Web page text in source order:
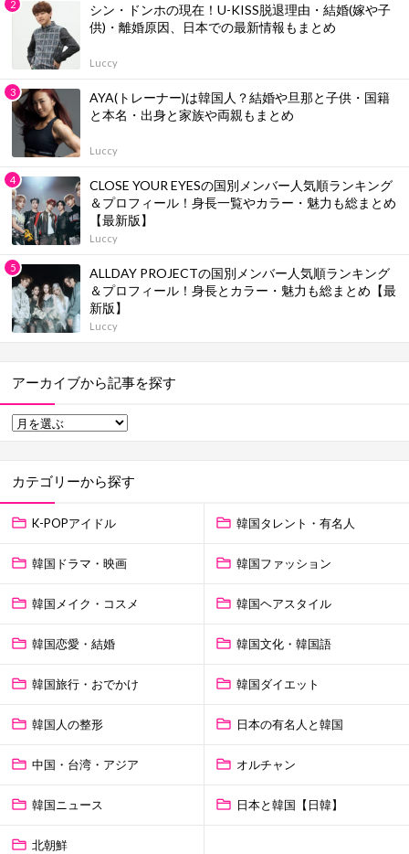
シン・ドンホの現在！U-KISS脱退理由・結婚(嫁や子
供)・離婚原因、日本での最新情報もまとめ
Luccy
AYA(トレーナー)は韓国人？結婚や旦那と子供・国籍
と本名・出身と家族や両親もまとめ
Luccy
CLOSE YOUR EYESの国別メンバー人気順ランキング
＆プロフィール！身長一覧やカラー・魅力も総まとめ
【最新版】
Luccy
ALLDAY PROJECTの国別メンバー人気順ランキング
＆プロフィール！身長とカラー・魅力も総まとめ【最
新版】
Luccy
アーカイブから記事を探す
カテゴリーから探す
K-POPアイドル 韓国タレント・有名人
韓国ドラマ・映画 韓国ファッション
韓国メイク・コスメ 韓国ヘアスタイル
韓国恋愛・結婚 韓国文化・韓国語
韓国旅行・おでかけ 韓国ダイエット
韓国人の整形 日本の有名人と韓国
中国・台湾・アジア オルチャン
韓国ニュース 日本と韓国【日韓】
北朝鮮